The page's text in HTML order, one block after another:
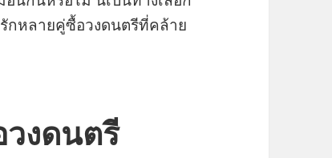
กหลายคู่ซื้อวงดนตรีที่คล้าย
งดนตรี